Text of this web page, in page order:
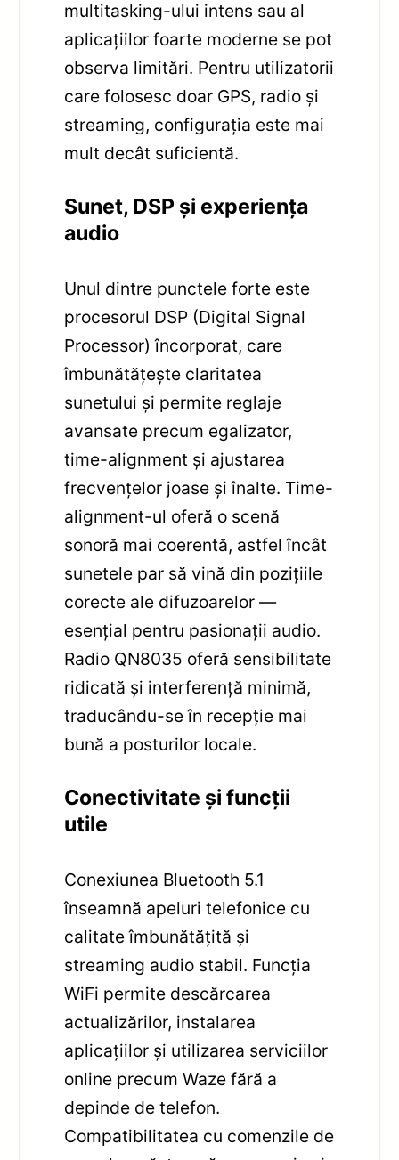
multitasking-ului intens sau al
aplicațiilor foarte moderne se pot
observa limitări. Pentru utilizatorii
care folosesc doar GPS, radio și
streaming, configurația este mai
mult decât suficientă.
Sunet, DSP și experiența
audio
Unul dintre punctele forte este
procesorul DSP (Digital Signal
Processor) încorporat, care
îmbunătățește claritatea
sunetului și permite reglaje
avansate precum egalizator,
time-alignment și ajustarea
frecvențelor joase și înalte. Time-
alignment-⁠ul oferă o scenă
sonoră mai coerentă, astfel încât
sunetele par să vină din pozițiile
corecte ale difuzoarelor —
esențial pentru pasionații audio.
Radio QN8035 oferă sensibilitate
ridicată și interferență minimă,
traducându-se în recepție mai
bună a posturilor locale.
Conectivitate și funcții
utile
Conexiunea Bluetooth 5.1
înseamnă apeluri telefonice cu
calitate îmbunătățită și
streaming audio stabil. Funcția
WiFi permite descărcarea
actualizărilor, instalarea
aplicațiilor și utilizarea serviciilor
online precum Waze fără a
depinde de telefon.
Compatibilitatea cu comenzile de